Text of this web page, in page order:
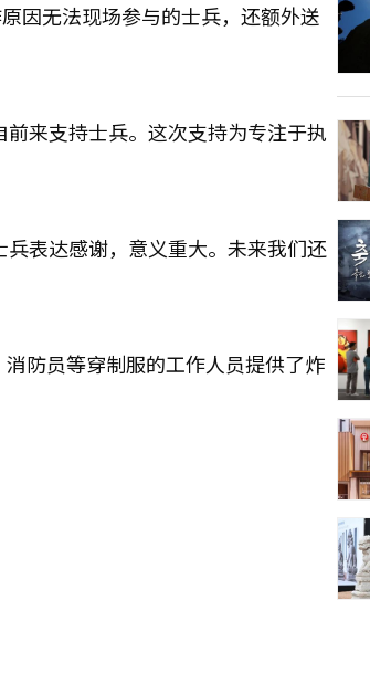
因无法现场参与的士兵，还额外送
来支持士兵。这次支持为专注于执
表达感谢，意义重大。未来我们还
防员等穿制服的工作人员提供了炸